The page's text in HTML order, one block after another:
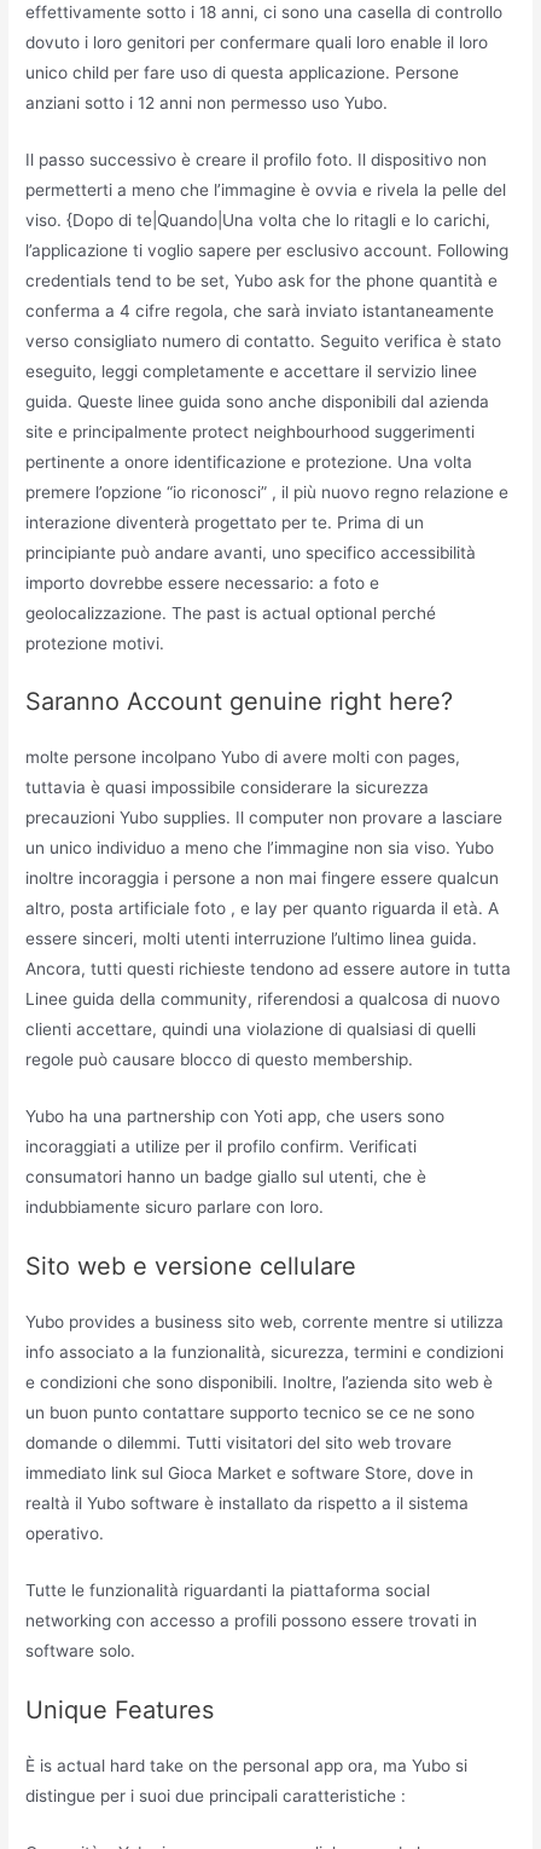
effettivamente sotto i 18 anni, ci sono una casella di controllo
dovuto i loro genitori per confermare quali loro enable il loro
unico child per fare uso di questa applicazione. Persone
anziani sotto i 12 anni non permesso uso Yubo.
Il passo successivo è creare il profilo foto. Il dispositivo non
permetterti a meno che l’immagine è ovvia e rivela la pelle del
viso. {Dopo di te|Quando|Una volta che lo ritagli e lo carichi,
l’applicazione ti voglio sapere per esclusivo account. Following
credentials tend to be set, Yubo ask for the phone quantità e
conferma a 4 cifre regola, che sarà inviato istantaneamente
verso consigliato numero di contatto. Seguito verifica è stato
eseguito, leggi completamente e accettare il servizio linee
guida. Queste linee guida sono anche disponibili dal azienda
site e principalmente protect neighbourhood suggerimenti
pertinente a onore identificazione e protezione. Una volta
premere l’opzione “io riconosci” , il più nuovo regno relazione e
interazione diventerà progettato per te. Prima di un
principiante può andare avanti, uno specifico accessibilità
importo dovrebbe essere necessario: a foto e
geolocalizzazione. The past is actual optional perché
protezione motivi.
Saranno Account genuine right here?
molte persone incolpano Yubo di avere molti con pages,
tuttavia è quasi impossibile considerare la sicurezza
precauzioni Yubo supplies. Il computer non provare a lasciare
un unico individuo a meno che l’immagine non sia viso. Yubo
inoltre incoraggia i persone a non mai fingere essere qualcun
altro, posta artificiale foto , e lay per quanto riguarda il età. A
essere sinceri, molti utenti interruzione l’ultimo linea guida.
Ancora, tutti questi richieste tendono ad essere autore in tutta
Linee guida della community, riferendosi a qualcosa di nuovo
clienti accettare, quindi una violazione di qualsiasi di quelli
regole può causare blocco di questo membership.
Yubo ha una partnership con Yoti app, che users sono
incoraggiati a utilize per il profilo confirm. Verificati
consumatori hanno un badge giallo sul utenti, che è
indubbiamente sicuro parlare con loro.
Sito web e versione cellulare
Yubo provides a business sito web, corrente mentre si utilizza
info associato a la funzionalità, sicurezza, termini e condizioni
e condizioni che sono disponibili. Inoltre, l’azienda sito web è
un buon punto contattare supporto tecnico se ce ne sono
domande o dilemmi. Tutti visitatori del sito web trovare
immediato link sul Gioca Market e software Store, dove in
realtà il Yubo software è installato da rispetto a il sistema
operativo.
Tutte le funzionalità riguardanti la piattaforma social
networking con accesso a profili possono essere trovati in
software solo.
Unique Features
È is actual hard take on the personal app ora, ma Yubo si
distingue per i suoi due principali caratteristiche :